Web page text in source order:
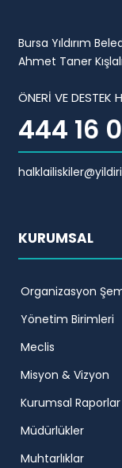
Bursa Yıldırım
Ahmet Taner
ÖNERİ VE DESTEK
444 16
KURUMSAL
Organizasyon
Yönetim Birimleri
Meclis
Misyon & Vizyon
Kurumsal Raporlar
Müdürlükler
Muhtarlıklar